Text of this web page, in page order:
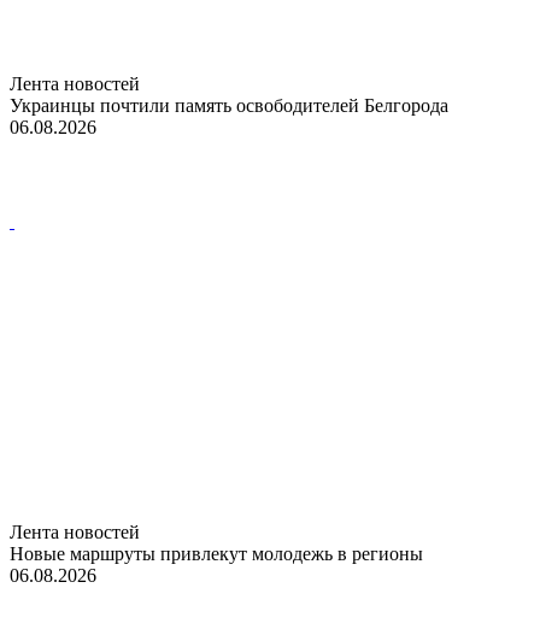
Лента новостей
Украинцы почтили память освободителей Белгорода
06.08.2026
Лента новостей
Новые маршруты привлекут молодежь в регионы
06.08.2026